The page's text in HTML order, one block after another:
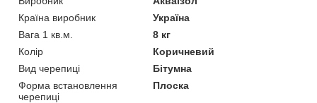
Країна виробник
Україна
Вага 1 кв.м.
8 кг
Колір
Коричневий
Вид черепиці
Бітумна
Форма встановлення
черепиці
Плоска